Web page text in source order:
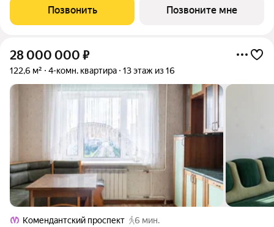
Новгородской улице в районе со сложившейся
инфраструктурой, в непосредственной близости
Позвонить Позвоните мне
28 000 000 ₽
122,6 м² 4-комн. квартира 13 этаж из 16
Комендантский проспект
6 мин.